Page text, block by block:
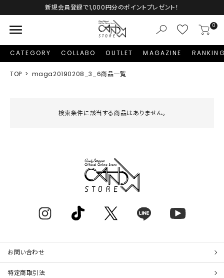
新規会員登録で1,000円分のポイントプレゼント！
menu 0
CATEGORY COLLABO OUTLET MAGAZINE
TOP maga20190208_3_6商品一覧
検索条件に該当する商品はありません。
お問い合わせ
特定商取引法